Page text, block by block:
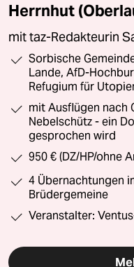
Herrnhut
mit taz-Redakteurin
Sorbische
Lande, AfD-
Refugium für
mit Ausflügen nach
Nebelschütz - ein
gesprochen wird
950 € (DZ/HP/ohne
4 Übernachtungen
Brüdergemeine
Veranstalter: